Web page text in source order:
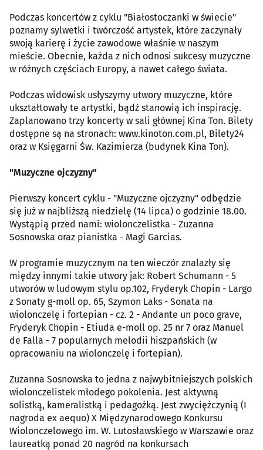
Podczas koncertów z cyklu "Białostoczanki w świecie"
poznamy sylwetki i twórczość artystek, które zaczynały
swoją karierę i życie zawodowe właśnie w naszym
mieście. Obecnie, każda z nich odnosi sukcesy muzyczne
w różnych częściach Europy, a nawet całego świata.
Podczas widowisk usłyszymy utwory muzyczne, które
ukształtowały te artystki, bądź stanowią ich inspirację.
Zaplanowano trzy koncerty w sali głównej Kina Ton. Bilety
dostępne są na stronach: www.kinoton.com.pl, Bilety24
oraz w Księgarni Św. Kazimierza (budynek Kina Ton).
"Muzyczne ojczyzny"
Pierwszy koncert cyklu - "Muzyczne ojczyzny" odbędzie
się już w najbliższą niedzielę (14 lipca) o godzinie 18.00.
Wystąpią przed nami: wiolonczelistka - Zuzanna
Sosnowska oraz pianistka - Magi Garcias.
W programie muzycznym na ten wieczór znalazły się
między innymi takie utwory jak: Robert Schumann - 5
utworów w ludowym stylu op.102, Fryderyk Chopin - Largo
z Sonaty g-moll op. 65, Szymon Laks - Sonata na
wiolonczelę i fortepian - cz. 2 - Andante un poco grave,
Fryderyk Chopin - Etiuda e-moll op. 25 nr 7 oraz Manuel
de Falla - 7 popularnych melodii hiszpańskich (w
opracowaniu na wiolonczelę i fortepian).
Zuzanna Sosnowska to jedna z najwybitniejszych polskich
wiolonczelistek młodego pokolenia. Jest aktywną
solistką, kameralistką i pedagożką. Jest zwyciężczynią (I
nagroda ex aequo) X Międzynarodowego Konkursu
Wiolonczelowego im. W. Lutosławskiego w Warszawie oraz
laureatką ponad 20 nagród na konkursach